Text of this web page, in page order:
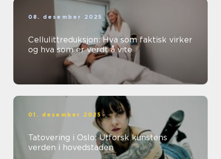
08. desember 2025
Cellulittreduksjon: Hva som faktisk virker
og hva som er verdt å vite
01. desember 2025
Tatovering i Oslo: Utforsk kunstens
verden i hovedstaden